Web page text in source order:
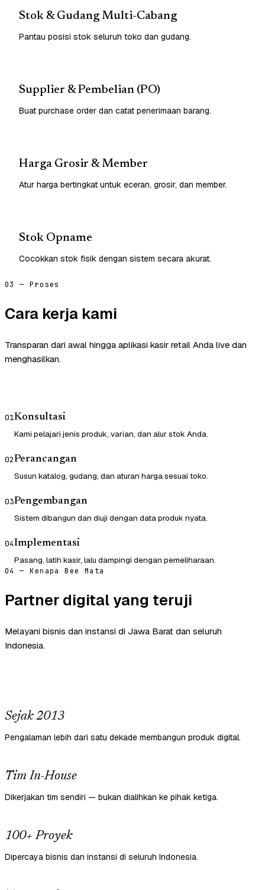
Stok & Gudang Multi-Cabang
Pantau posisi stok seluruh toko dan gudang.
Supplier & Pembelian (PO)
Buat purchase order dan catat penerimaan barang.
Harga Grosir & Member
Atur harga bertingkat untuk eceran, grosir, dan member.
Stok Opname
Cocokkan stok fisik dengan sistem secara akurat.
03 — Proses
Cara kerja kami
Transparan dari awal hingga aplikasi kasir retail Anda live dan
menghasilkan.
01Konsultasi
Kami pelajari jenis produk, varian, dan alur stok Anda.
02Perancangan
Susun katalog, gudang, dan aturan harga sesuai toko.
03Pengembangan
Sistem dibangun dan diuji dengan data produk nyata.
04Implementasi
Pasang, latih kasir, lalu dampingi dengan pemeliharaan.
04 — Kenapa Bee Mata
Partner digital yang teruji
Melayani bisnis dan instansi di Jawa Barat dan seluruh
Indonesia.
Sejak 2013
Pengalaman lebih dari satu dekade membangun produk digital.
Tim In-House
Dikerjakan tim sendiri — bukan dialihkan ke pihak ketiga.
100+ Proyek
Dipercaya bisnis dan instansi di seluruh Indonesia.